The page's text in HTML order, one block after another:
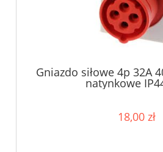
Gniazdo siłowe 4p 32A
natynkowe
18,00 zł